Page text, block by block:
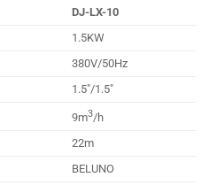
DJ-LX-10
1.5KW
380V/50Hz
1.5″/1.5″
9m3/h
22m
BELUNO